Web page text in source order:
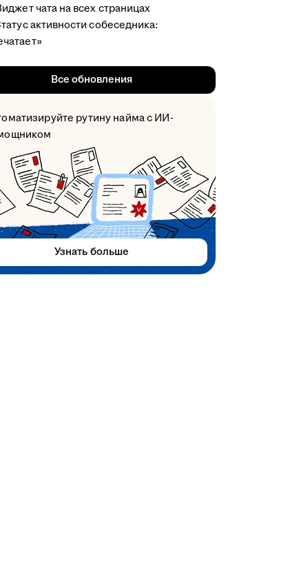
чата на всех страницах
активности собеседника:
Все обновления
рутину найма с ИИ-
Узнать больше